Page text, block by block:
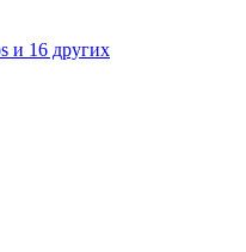
и 16 других